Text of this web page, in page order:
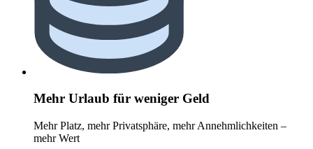
Mehr Urlaub für weniger Geld
Mehr Platz, mehr Privatsphäre, mehr Annehmlichkeiten –
mehr Wert